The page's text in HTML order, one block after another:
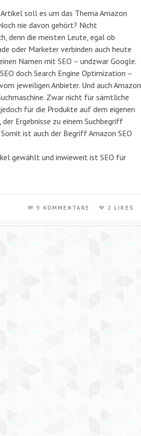
soll es um das Thema Amazon
nie davon gehört? Nicht
denn die meisten Leute, egal ob
oder Marketer verbinden auch heute
Namen mit SEO – undzwar Google.
doch Search Engine Optimization –
jeweiligen Anbieter. Und auch Amazon
Zwar nicht für sämtliche
für die Produkte auf dem eigenen
Ergebnisse zu einem Suchbegriff
ist auch der Begriff Amazon SEO
gewählt und inwieweit ist SEO für
9 KOMMENTARE 2 LIKES